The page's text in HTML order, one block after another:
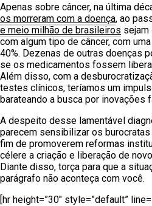
Apenas sobre câncer, na última
os morreram com a doença, ao
e meio milhão de brasileiros sejam
com algum tipo de câncer, com
40%. Dezenas de outras doenças
se os medicamentos fossem
Além disso, com a
testes clínicos, teríamos um
barateando a busca por inovações
A despeito desse lamentável
parecem sensibilizar os
fim de promoverem reformas
célere a criação e liberação de
Diante disso, torça para que a
parágrafo não aconteça com você.
[hr height=”30″ style=”default”